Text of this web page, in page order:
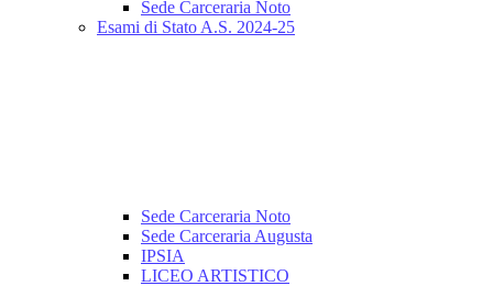
Sede Carceraria Noto
Esami di Stato A.S. 2024-25
Sede Carceraria Noto
Sede Carceraria Augusta
IPSIA
LICEO ARTISTICO